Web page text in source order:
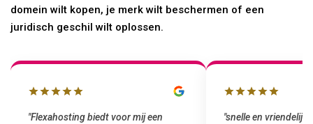
domein wilt kopen, je merk wilt beschermen of een
juridisch geschil wilt oplossen.
"snelle en vriendelijke service. staat
"Top service. Ik had